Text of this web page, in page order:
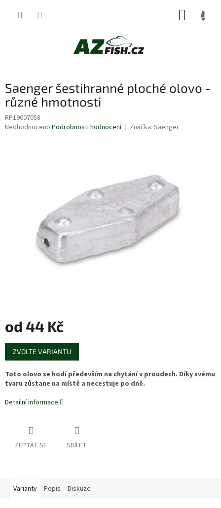
Saenger šestihranné ploché olovo -
různé hmotnosti
RP19007058
Průměrné
Neohodnoceno Podrobnosti hodnocení Značka: Saenger
od 44 Kč
Měrná
cena:
ZVOLTE VARIANTU
Toto olovo se hodí především na chytání v proudech. Díky svému
tvaru zůstane na místě a necestuje po dně.
Detailní informace
ZEPTAT SE SDÍLET
Varianty Popis Diskuze